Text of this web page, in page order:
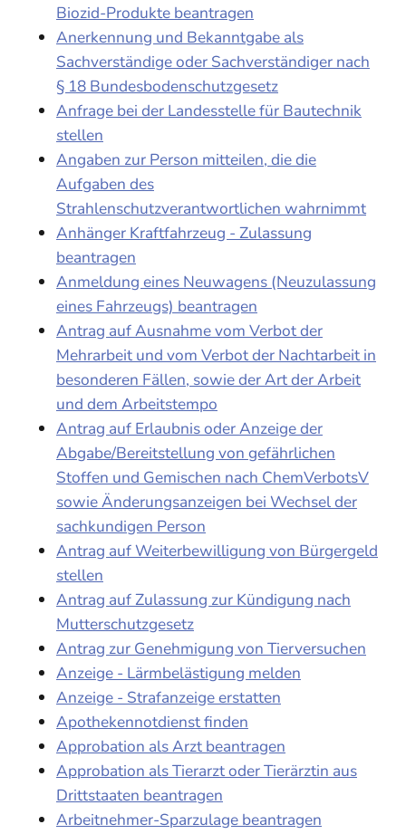
Biozid-Produkte beantragen
Anerkennung und Bekanntgabe als
Sachverständige oder Sachverständiger nach
§ 18 Bundesbodenschutzgesetz
Anfrage bei der Landesstelle für Bautechnik
stellen
Angaben zur Person mitteilen, die die
Aufgaben des
Strahlenschutzverantwortlichen wahrnimmt
Anhänger Kraftfahrzeug - Zulassung
beantragen
Anmeldung eines Neuwagens (Neuzulassung
eines Fahrzeugs) beantragen
Antrag auf Ausnahme vom Verbot der
Mehrarbeit und vom Verbot der Nachtarbeit in
besonderen Fällen, sowie der Art der Arbeit
und dem Arbeitstempo
Antrag auf Erlaubnis oder Anzeige der
Abgabe/Bereitstellung von gefährlichen
Stoffen und Gemischen nach ChemVerbotsV
sowie Änderungsanzeigen bei Wechsel der
sachkundigen Person
Antrag auf Weiterbewilligung von Bürgergeld
stellen
Antrag auf Zulassung zur Kündigung nach
Mutterschutzgesetz
Antrag zur Genehmigung von Tierversuchen
Anzeige - Lärmbelästigung melden
Anzeige - Strafanzeige erstatten
Apothekennotdienst finden
Approbation als Arzt beantragen
Approbation als Tierarzt oder Tierärztin aus
Drittstaaten beantragen
Arbeitnehmer-Sparzulage beantragen